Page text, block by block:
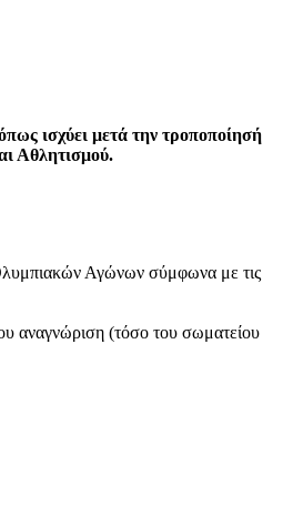
ισχύει μετά την τροποποίησή
Αθλητισμού.
Αγώνων σύμφωνα με τις
αναγνώριση (τόσο του σωματείου